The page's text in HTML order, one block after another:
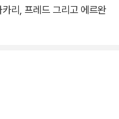
리, 프레드 그리고 에르완
1년이 지난 지금도 아프다.
하고, 프레드는 전자 기
에르완은 늘 우아한 정장